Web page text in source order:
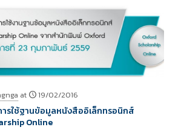
at 19/02/2016
ารใช้ฐานข้อมูลหนังสืออิเล็กทรอนิกส์
Online